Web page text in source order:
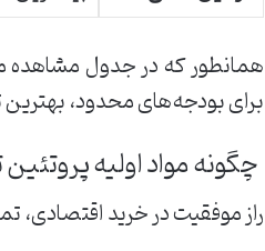
همانطور که در جدول مشاهده
برای بودجه‌های محدود،
چگونه مواد اولیه پروتئین
راز موفقیت در خرید اقتصادی،